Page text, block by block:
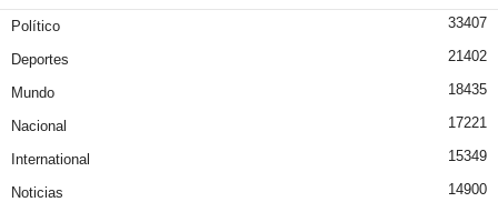
Político 33407
Deportes 21402
Mundo 18435
Nacional 17221
International 15349
Noticias 14900